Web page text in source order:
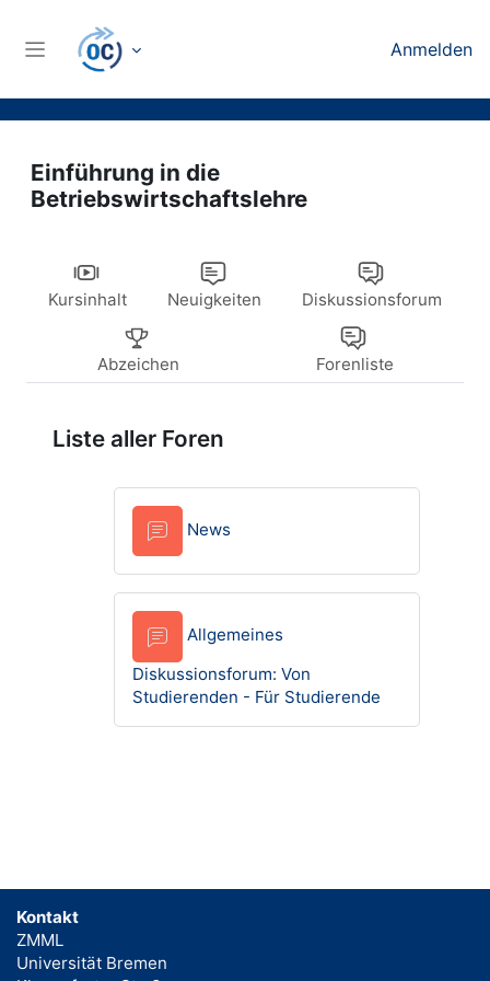
Website-Übersicht
Anmelden
Einführung in die
Betriebswirtschaftslehre
Kursinhalt Neuigkeiten Diskussionsforum
Abzeichen Forenliste
Liste aller Foren
News
Allgemeines
Diskussionsforum: Von
Studierenden - Für Studierende
Kontakt
ZMML
Universität Bremen